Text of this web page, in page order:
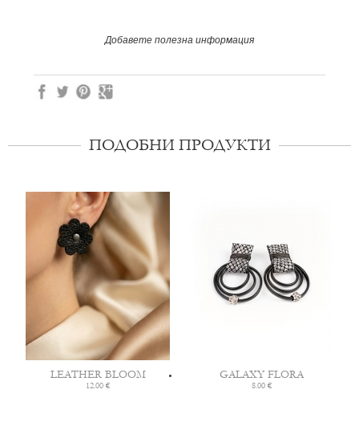
Добавете полезна информация
ПОДОБНИ ПРОДУКТИ
LEATHER BLOOM
12.00 €
GALAXY FLORA
8.00 €